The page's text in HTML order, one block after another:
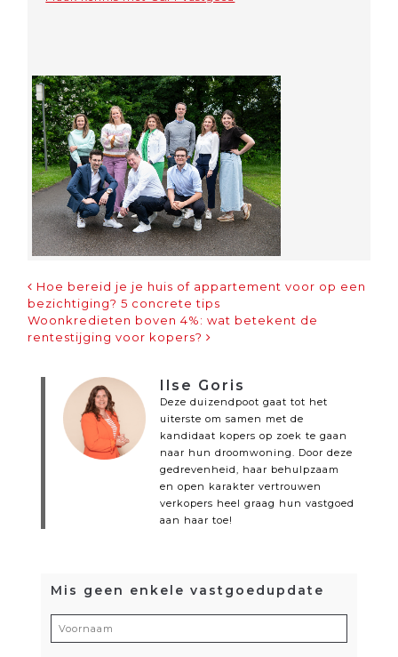
Bericht Navigatie
Hoe bereid je je huis of appartement voor op een
bezichtiging? 5 concrete tips
Woonkredieten boven 4%: wat betekent de
rentestijging voor kopers?
Ilse Goris
Deze duizendpoot gaat tot het
uiterste om samen met de
kandidaat kopers op zoek te gaan
naar hun droomwoning. Door deze
gedrevenheid, haar behulpzaam
en open karakter vertrouwen
verkopers heel graag hun vastgoed
aan haar toe!
Mis geen enkele vastgoedupdate
Voornaam
(Vereist)